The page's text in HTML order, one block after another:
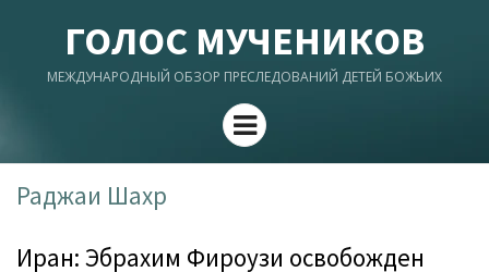
ГОЛОС МУЧЕНИКОВ
МЕЖДУНАРОДНЫЙ ОБЗОР ПРЕСЛЕДОВАНИЙ ДЕТЕЙ БОЖЬИХ
Menu
Раджаи Шахр
Иран: Эбрахим Фироузи освобожден